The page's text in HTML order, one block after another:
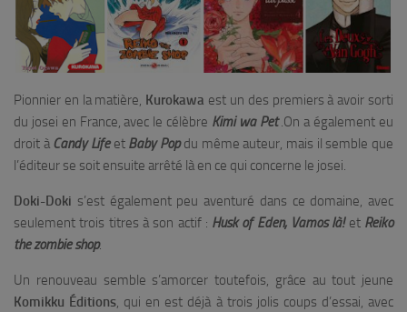
Pionnier en la matière, Kurokawa est un des premiers à avoir sorti
du josei en France, avec le célèbre Kimi wa Pet.On a également eu
droit à Candy Lifeet Baby Popdu même auteur, mais il semble que
l’éditeur se soit ensuite arrêté là en ce qui concerne le josei.
Doki-Doki s’est également peu aventuré dans ce domaine, avec
seulement trois titres à son actif : Husk of Eden, Vamos là!et Reiko
the zombie shop.
Un renouveau semble s’amorcer toutefois, grâce au tout jeune
Komikku Éditions, qui en est déjà à trois jolis coups d’essai, avec